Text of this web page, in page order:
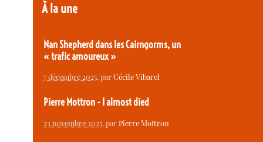
À la une
Nan Shepherd dans les Cairngorms, un
« trafic amoureux »
7 décembre 2025, parCécile Vibarel
Pierre Mottron - I almost died
23 novembre 2025, parPierre Mottron